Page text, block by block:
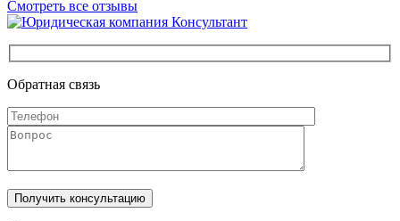
Смотреть все отзывы
Обратная связь